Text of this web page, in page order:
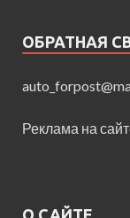
ОБРАТНАЯ
Реклама на